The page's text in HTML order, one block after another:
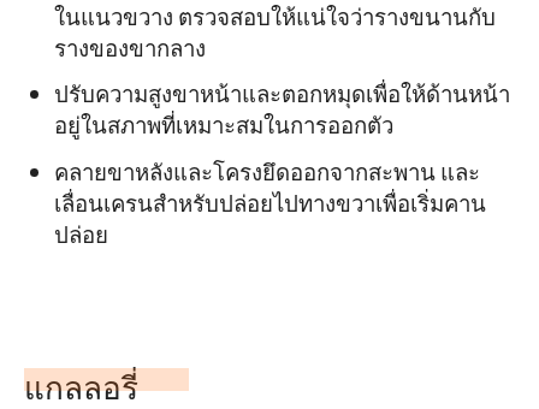
ในแนวขวาง ตรวจสอบให้แน่ใจว่ารางขนานกับ
รางของขากลาง
ปรับความสูงขาหน้าและตอกหมุดเพื่อให้ด้านหน้า
อยู่ในสภาพที่เหมาะสมในการออกตัว
คลายขาหลังและโครงยึดออกจากสะพาน และ
เลื่อนเครนสำหรับปล่อยไปทางขวาเพื่อเริ่มคาน
ปล่อย
แกลลอรี่